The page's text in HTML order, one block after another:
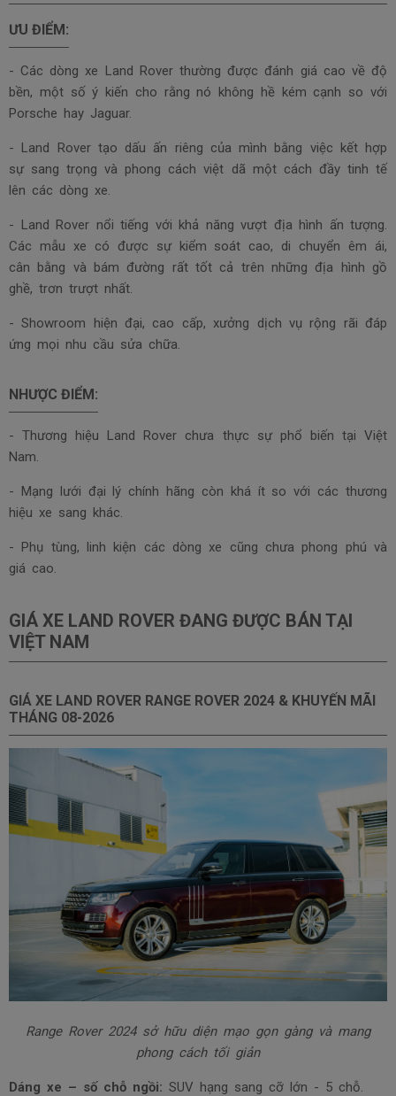
ƯU ĐIỂM:
- Các dòng xe Land Rover thường được đánh giá cao về độ
bền, một số ý kiến cho rằng nó không hề kém cạnh so với
Porsche hay Jaguar.
- Land Rover tạo dấu ấn riêng của mình bằng việc kết hợp
sự sang trọng và phong cách việt dã một cách đầy tinh tế
lên các dòng xe.
- Land Rover nổi tiếng với khả năng vượt địa hình ấn tượng.
Các mẫu xe có được sự kiểm soát cao, di chuyển êm ái,
cân bằng và bám đường rất tốt cả trên những địa hình gồ
ghề, trơn trượt nhất.
- Showroom hiện đại, cao cấp, xưởng dịch vụ rộng rãi đáp
ứng mọi nhu cầu sửa chữa.
NHƯỢC ĐIỂM:
- Thương hiệu Land Rover chưa thực sự phổ biến tại Việt
Nam.
- Mạng lưới đại lý chính hãng còn khá ít so với các thương
hiệu xe sang khác.
- Phụ tùng, linh kiện các dòng xe cũng chưa phong phú và
giá cao.
GIÁ XE LAND ROVER ĐANG ĐƯỢC BÁN TẠI
VIỆT NAM
GIÁ XE LAND ROVER RANGE ROVER 2024 & KHUYẾN MÃI
THÁNG 08-2026
Range Rover 2024 sở hữu diện mạo gọn gàng và mang
phong cách tối giản
Dáng xe – số chỗ ngồi: SUV hạng sang cỡ lớn - 5 chỗ.